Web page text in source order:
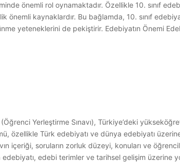
önemli rol oynamaktadır. Özellikle 10. sınıf
kaynaklardır. Bu bağlamda, 10. sınıf
yeteneklerini de pekiştirir. Edebiyatın Önemi
Yerleştirme Sınavı), Türkiye’deki
özellikle Türk edebiyatı ve dünya edebiyatı
içeriği, soruların zorluk düzeyi, konuları ve
edebi terimler ve tarihsel gelişim üzerine